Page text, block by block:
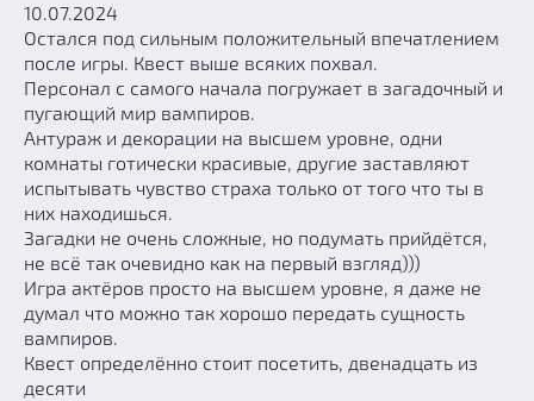
10.07.2024
Остался под сильным положительный впечатлением
после игры. Квест выше всяких похвал.
Персонал с самого начала погружает в загадочный и
пугающий мир вампиров.
Антураж и декорации на высшем уровне, одни
комнаты готически красивые, другие заставляют
испытывать чувство страха только от того что ты в
них находишься.
Загадки не очень сложные, но подумать прийдётся,
не всё так очевидно как на первый взгляд)))
Игра актёров просто на высшем уровне, я даже не
думал что можно так хорошо передать сущность
вампиров.
Квест определённо стоит посетить, двенадцать из
десяти